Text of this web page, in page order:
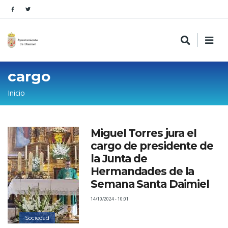
cargo
Sobrescribir
enlaces
de
ayuda
a
la
navegación
Inicio
Sociedad
Miguel Torres jura el
cargo de presidente de
la Junta de
Hermandades de la
Semana Santa Daimiel
14/10/2024 - 10:01